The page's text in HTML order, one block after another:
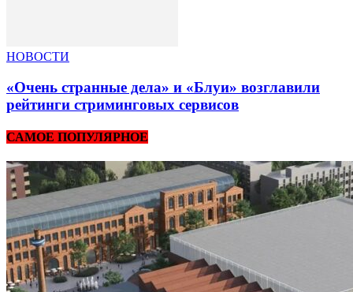
НОВОСТИ
«Очень странные дела» и «Блуи» возглавили
рейтинги стриминговых сервисов
САМОЕ ПОПУЛЯРНОЕ